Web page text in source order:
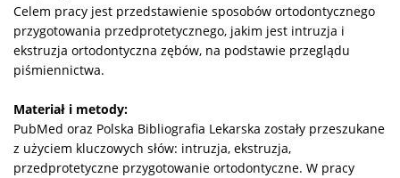
Celem pracy jest przedstawienie sposobów ortodontycznego
przygotowania przedprotetycznego, jakim jest intruzja i
ekstruzja ortodontyczna zębów, na podstawie przeglądu
piśmiennictwa.
Materiał i metody:
PubMed oraz Polska Bibliografia Lekarska zostały przeszukane
z użyciem kluczowych słów: intruzja, ekstruzja,
przedprotetyczne przygotowanie ortodontyczne. W pracy